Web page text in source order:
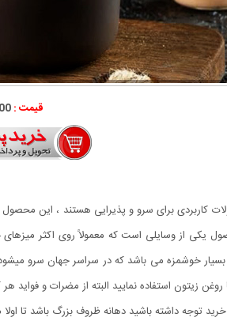
قیمت :
برای سرو و پذیرایی هستند ، این محصول
یکی از وسایلی است که معمولاً روی اکثر
خوشمزه می باشد که در سراسر جهان سرو
زیتون استفاده نمایید البته از مضرات و فواید
توجه داشته باشید دهانه ظروف بزرگ باشد تا